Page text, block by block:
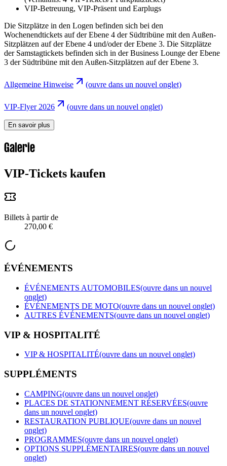
VIP-Betreuung, VIP-Präsent und Earplugs
Die Sitzplätze in den Logen befinden sich bei den
Wochenendtickets auf der Ebene 4 der Südtribüne mit den Außen-
Sitzplätzen auf der Ebene 4 und/oder der Ebene 3. Die Sitzplätze
der Samstagtickets befinden sich in der Business Lounge der Ebene
3 der Südtribüne mit den Außen-Sitzplätzen auf der Ebene 3.
Allgemeine Hinweise (ouvre dans un nouvel onglet)
VIP-Flyer 2026 (ouvre dans un nouvel onglet)
En savoir plus
Galerie
VIP-Tickets kaufen
Billets à partir de
270,00 €
ÉVÉNEMENTS
ÉVÉNEMENTS AUTOMOBILES(ouvre dans un nouvel
onglet)
ÉVÉNEMENTS DE MOTO(ouvre dans un nouvel onglet)
AUTRES ÉVÉNEMENTS(ouvre dans un nouvel onglet)
VIP & HOSPITALITÉ
VIP & HOSPITALITÉ(ouvre dans un nouvel onglet)
SUPPLÉMENTS
CAMPING(ouvre dans un nouvel onglet)
PLACES DE STATIONNEMENT RÉSERVÉES(ouvre
dans un nouvel onglet)
RESTAURATION PUBLIQUE(ouvre dans un nouvel
onglet)
PROGRAMMES(ouvre dans un nouvel onglet)
OPTIONS SUPPLÉMENTAIRES(ouvre dans un nouvel
onglet)